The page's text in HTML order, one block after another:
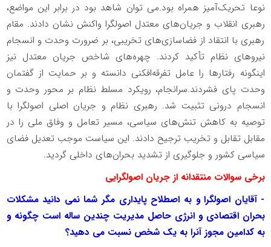
نوعا تحریک‌آمیز همراه بود.می توان شاهد بود در برابر این مواضع،
رهبری انقلاب و جریان‌های معتدل اصولگرا واکنش نشان دادند. مقام
رهبری با انتقاد از فضاسازی‌های تخریبی، بر ضرورت وحدت و انسجام
نیروهای نظام تأکید کردند. چهره‌های شاخص جریان معتدل نیز
اینگونه رفتارها را عامل تفرقه‌افکنی دانسته و بر حمایت از گفتمان
وحدت پای فشردند.سرانجام، رویکرد مسلط نظام بر محور وحدت و
انسجام درونی تثبیت شد. رهبری نظام و جریان اصلی اصولگرا با
توصیه به کاهش تنش‌های سیاسی، مسیر تعامل و وفاق ملی را در
مقابل تقابل و تخریب ترجیح دادند. این سیاست موجب تعدیل فضای
سیاسی کشور و جلوگیری از تشدید بحران‌های داخلی گردید.
برخی سوالات منتقدانه از جریان اصولگرایی
- آقایان اصولگرا و به اصطلاح پایداری مگر شما نمی دانید مشکلات
بحران اقتصادی و انرژی حاصل مدیریت چندین ساله است چگونه و
به کدامین مجوز آنرا به یک شخص نسبت می دهید؟